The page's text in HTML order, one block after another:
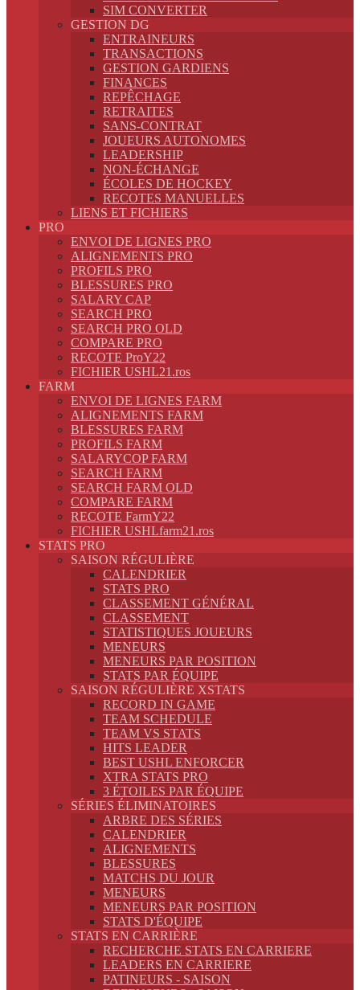
SIM CONVERTER
GESTION DG
ENTRAINEURS
TRANSACTIONS
GESTION GARDIENS
FINANCES
REPÊCHAGE
RETRAITES
SANS-CONTRAT
JOUEURS AUTONOMES
LEADERSHIP
NON-ÉCHANGE
ÉCOLES DE HOCKEY
RECOTES MANUELLES
LIENS ET FICHIERS
PRO
ENVOI DE LIGNES PRO
ALIGNEMENTS PRO
PROFILS PRO
BLESSURES PRO
SALARY CAP
SEARCH PRO
SEARCH PRO OLD
COMPARE PRO
RECOTE ProY22
FICHIER USHL21.ros
FARM
ENVOI DE LIGNES FARM
ALIGNEMENTS FARM
BLESSURES FARM
PROFILS FARM
SALARYCOP FARM
SEARCH FARM
SEARCH FARM OLD
COMPARE FARM
RECOTE FarmY22
FICHIER USHLfarm21.ros
STATS PRO
SAISON RÉGULIÈRE
CALENDRIER
STATS PRO
CLASSEMENT GÉNÉRAL
CLASSEMENT
STATISTIQUES JOUEURS
MENEURS
MENEURS PAR POSITION
STATS PAR ÉQUIPE
SAISON RÉGULIÈRE XSTATS
RECORD IN GAME
TEAM SCHEDULE
TEAM VS STATS
HITS LEADER
BEST USHL ENFORCER
XTRA STATS PRO
3 ÉTOILES PAR ÉQUIPE
SÉRIES ÉLIMINATOIRES
ARBRE DES SÉRIES
CALENDRIER
ALIGNEMENTS
BLESSURES
MATCHS DU JOUR
MENEURS
MENEURS PAR POSITION
STATS D'ÉQUIPE
STATS EN CARRIÈRE
RECHERCHE STATS EN CARRIERE
LEADERS EN CARRIERE
PATINEURS - SAISON